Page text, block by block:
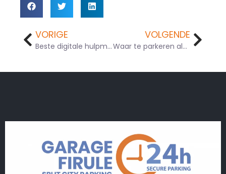
VORIGE
Beste digitale hulpmiddelen voor toeristen die in Kroatië rijden (navigatie, parkeren, tol)
VOLGENDE
Waar te parkeren als je vrienden ophaalt van Split Airport (SPU)